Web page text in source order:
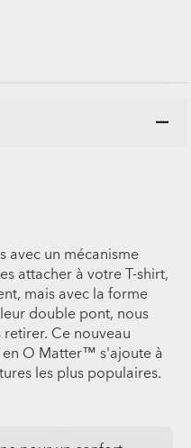
avec un mécanisme
attacher à votre T-shirt,
mais avec la forme
double pont, nous
Ce nouveau
O Matter™ s'ajoute à
les plus populaires.